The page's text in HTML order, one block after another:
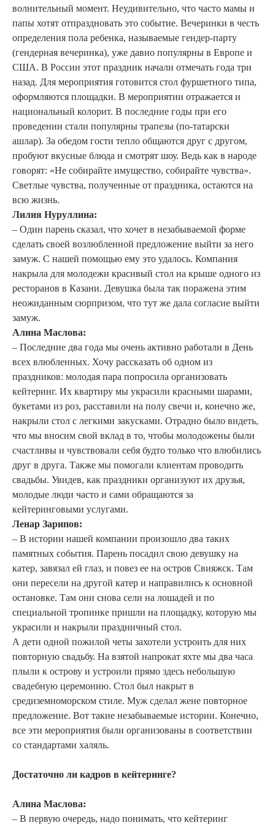
волнительный момент. Неудивительно, что часто мамы и
папы хотят отпраздновать это событие. Вечеринки в честь
определения пола ребенка, называемые гендер-парту
(гендерная вечеринка), уже давно популярны в Европе и
США. В России этот праздник начали отмечать года три
назад. Для мероприятия готовится стол фуршетного типа,
оформляются площадки. В мероприятии отражается и
национальный колорит. В последние годы при его
проведении стали популярны трапезы (по-татарски
ашлар). За обедом гости тепло общаются друг с другом,
пробуют вкусные блюда и смотрят шоу. Ведь как в народе
говорят: «Не собирайте имущество, собирайте чувства».
Светлые чувства, полученные от праздника, остаются на
всю жизнь.
Лилия Нуруллина:
– Один парень сказал, что хочет в незабываемой форме
сделать своей возлюбленной предложение выйти за него
замуж. С нашей помощью ему это удалось. Компания
накрыла для молодежи красивый стол на крыше одного из
ресторанов в Казани. Девушка была так поражена этим
неожиданным сюрпризом, что тут же дала согласие выйти
замуж.
Алина Маслова:
– Последние два года мы очень активно работали в День
всех влюбленных. Хочу рассказать об одном из
праздников: молодая пара попросила организовать
кейтеринг. Их квартиру мы украсили красными шарами,
букетами из роз, расставили на полу свечи и, конечно же,
накрыли стол с легкими закусками. Отрадно было видеть,
что мы вносим свой вклад в то, чтобы молодожены были
счастливы и чувствовали себя будто только что влюбились
друг в друга. Также мы помогали клиентам проводить
свадьбы. Увидев, как праздники организуют их друзья,
молодые люди часто и сами обращаются за
кейтеринговыми услугами.
Ленар Зарипов:
– В истории нашей компании произошло два таких
памятных события. Парень посадил свою девушку на
катер, завязал ей глаз, и повез ее на остров Свияжск. Там
они пересели на другой катер и направились к основной
остановке. Там они снова сели на лошадей и по
специальной тропинке пришли на площадку, которую мы
украсили и накрыли праздничный стол.
А дети одной пожилой четы захотели устроить для них
повторную свадьбу. На взятой напрокат яхте мы два часа
плыли к острову и устроили прямо здесь небольшую
свадебную церемонию. Стол был накрыт в
средиземноморском стиле. Муж сделал жене повторное
предложение. Вот такие незабываемые истории. Конечно,
все эти мероприятия были организованы в соответствии
со стандартами халяль.
Достаточно ли кадров в кейтеринге?
Алина Маслова:
– В первую очередь, надо понимать, что кейтеринг